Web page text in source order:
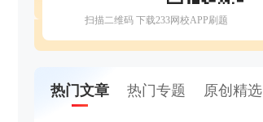
扫描二维码 下载233网校APP刷题
热门文章 热门专题 原创精选